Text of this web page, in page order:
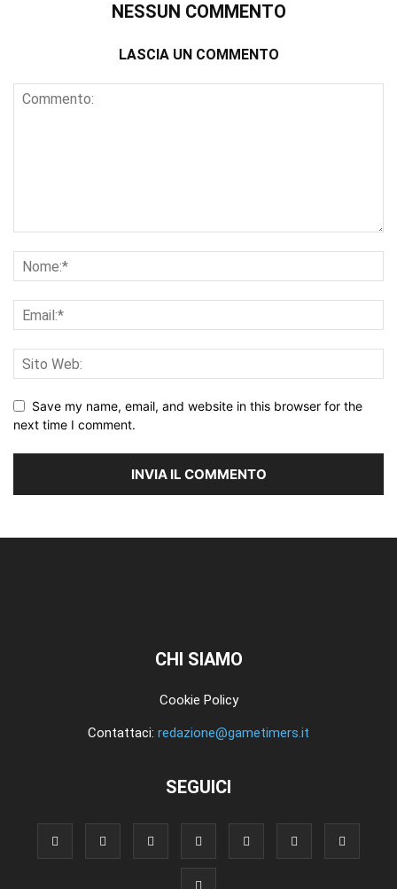
NESSUN COMMENTO
LASCIA UN COMMENTO
Save my name, email, and website in this browser for the
next time I comment.
CHI SIAMO
Cookie Policy
Contattaci: redazione@gametimers.it
SEGUICI